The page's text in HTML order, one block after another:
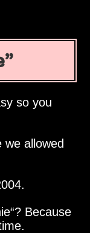
so you
allowed
? Because